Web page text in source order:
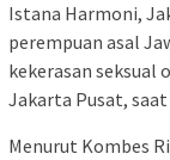
Istana Harmoni,
perempuan asal
kekerasan seksual
Jakarta Pusat,
Menurut Kombes